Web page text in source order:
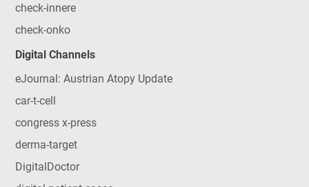
check-innere
check-onko
Digital Channels
eJournal: Austrian Atopy Update
car-t-cell
congress x-press
derma-target
DigitalDoctor